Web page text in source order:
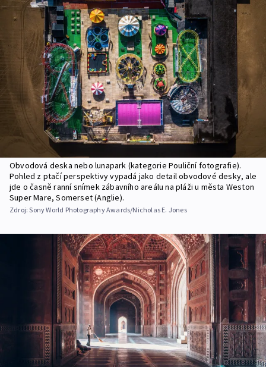
Obvodová deska nebo lunapark (kategorie Pouliční fotografie).
Pohled z ptačí perspektivy vypadá jako detail obvodové desky, ale
jde o časně ranní snímek zábavního areálu na pláži u města Weston
Super Mare, Somerset (Anglie).
Zdroj:Sony World Photography Awards/Nicholas E. Jones